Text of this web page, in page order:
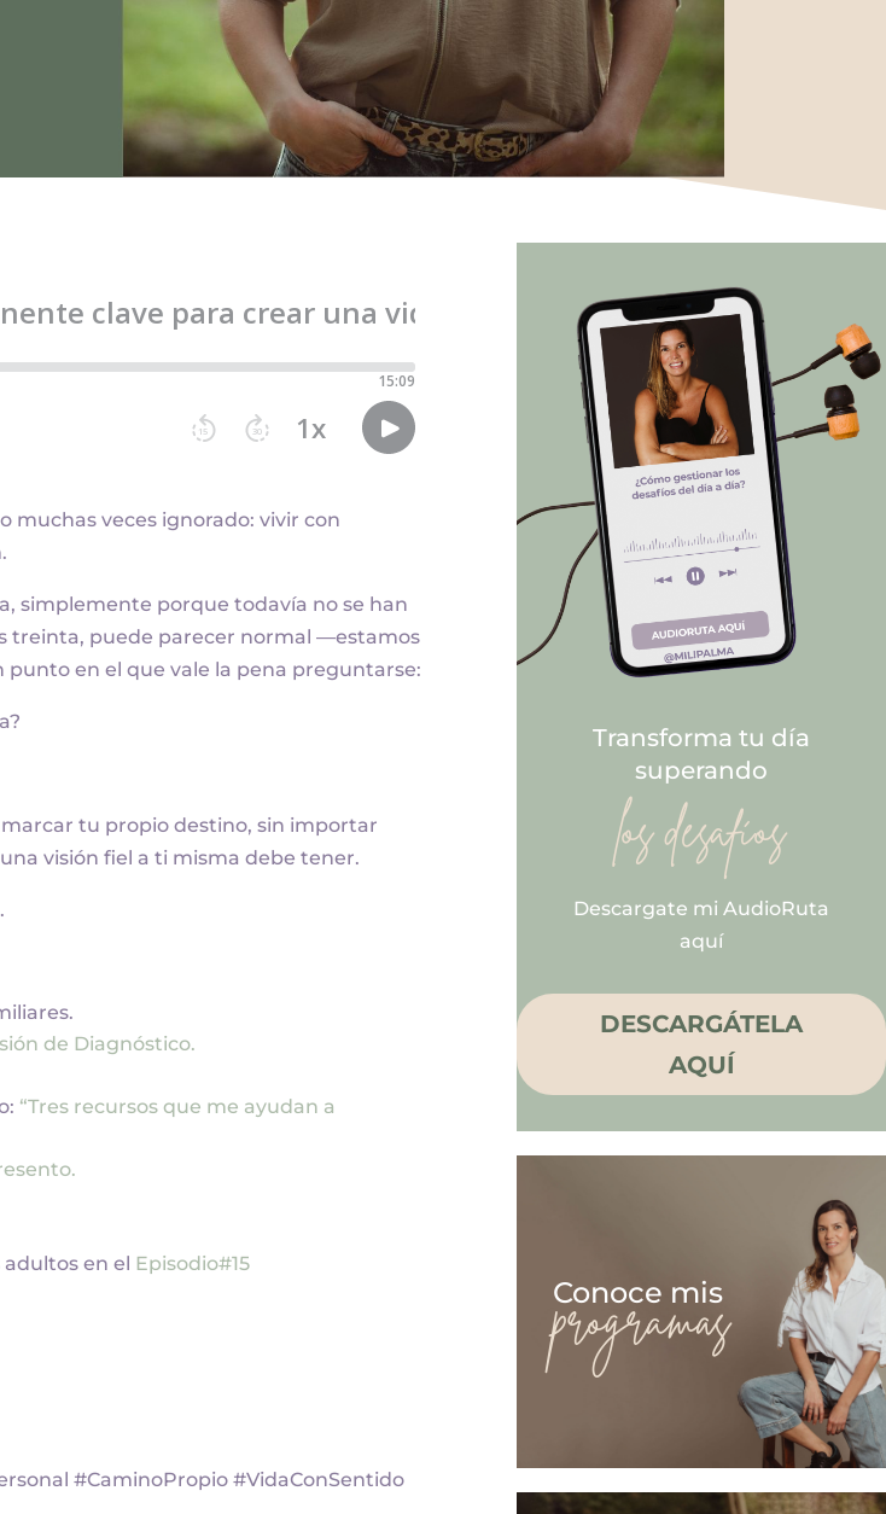
muchas veces ignorado: vivir con
simplemente porque todavía no se han
treinta, puede parecer normal —estamos
en el que vale la pena preguntarse:
tu propio destino, sin importar
visión fiel a ti misma debe tener.
de Diagnóstico.
“Tres recursos que me ayudan a
en el Episodio#15
#CaminoPropio #VidaConSentido
Transforma tu día
superando
los desafíos
Descargate mi AudioRuta
aquí
DESCARGÁTELA
AQUÍ
Conoce mis
programas